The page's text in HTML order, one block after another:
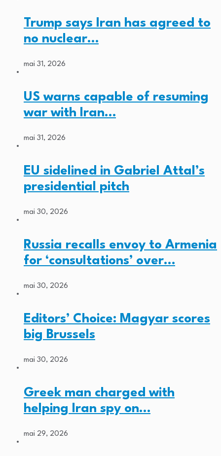
Trump says Iran has agreed to
no nuclear…
mai 31, 2026
US warns capable of resuming
war with Iran…
mai 31, 2026
EU sidelined in Gabriel Attal’s
presidential pitch
mai 30, 2026
Russia recalls envoy to Armenia
for ‘consultations’ over…
mai 30, 2026
Editors’ Choice: Magyar scores
big Brussels
mai 30, 2026
Greek man charged with
helping Iran spy on…
mai 29, 2026